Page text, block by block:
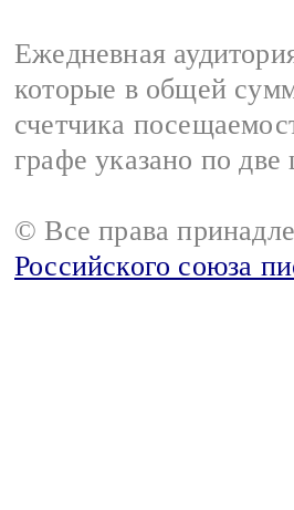
Ежедневная
которые в общей
счетчика
графе указано по
© Все права
Российского союза